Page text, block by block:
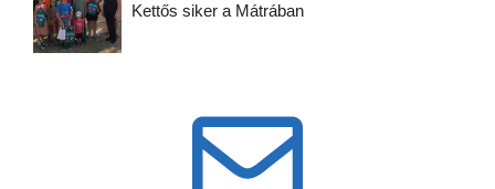
Kettős siker a Mátrában